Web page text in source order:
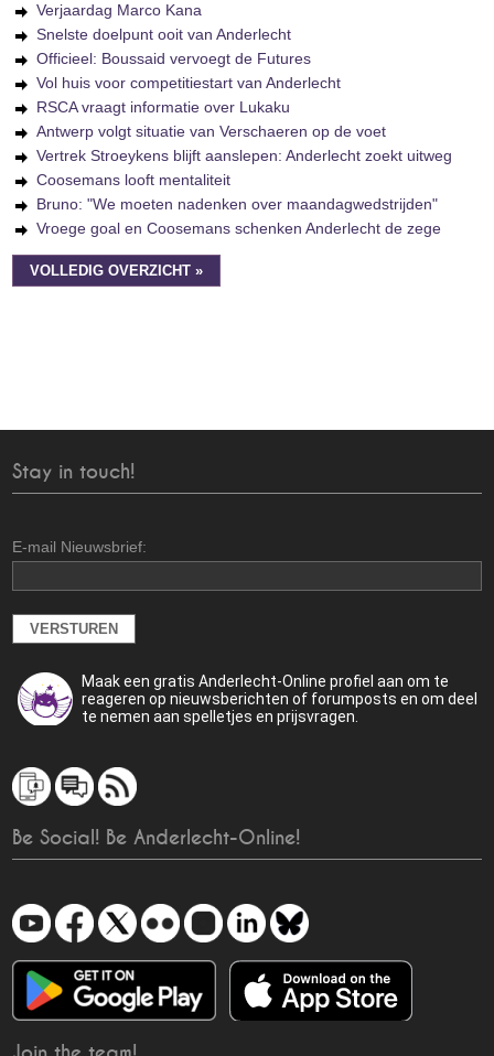
Verjaardag Marco Kana
Snelste doelpunt ooit van Anderlecht
Officieel: Boussaid vervoegt de Futures
Vol huis voor competitiestart van Anderlecht
RSCA vraagt informatie over Lukaku
Antwerp volgt situatie van Verschaeren op de voet
Vertrek Stroeykens blijft aanslepen: Anderlecht zoekt uitweg
Coosemans looft mentaliteit
Bruno: "We moeten nadenken over maandagwedstrijden"
Vroege goal en Coosemans schenken Anderlecht de zege
VOLLEDIG OVERZICHT »
Stay in touch!
E-mail Nieuwsbrief:
Maak een gratis Anderlecht-Online profiel aan om te
reageren op nieuwsberichten of forumposts en om deel
te nemen aan spelletjes en prijsvragen.
Be Social! Be Anderlecht-Online!